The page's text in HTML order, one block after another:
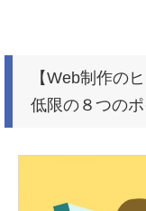
【Web制作の
低限の８つのポ